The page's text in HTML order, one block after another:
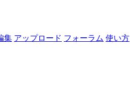
集 アップロード フォーラム 使い方